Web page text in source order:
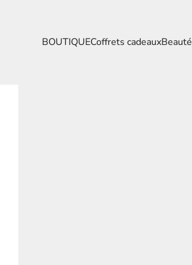
BOUTIQUECoffrets cadeauxBeauté